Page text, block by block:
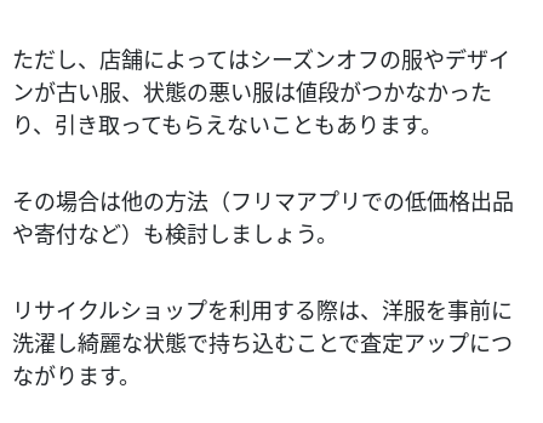
ただし、店舗によってはシーズンオフの服やデザイ
ンが古い服、状態の悪い服は値段がつかなかった
り、引き取ってもらえないこともあります。
その場合は他の方法（フリマアプリでの低価格出品
や寄付など）も検討しましょう。
リサイクルショップを利用する際は、洋服を事前に
洗濯し綺麗な状態で持ち込むことで査定アップにつ
ながります。